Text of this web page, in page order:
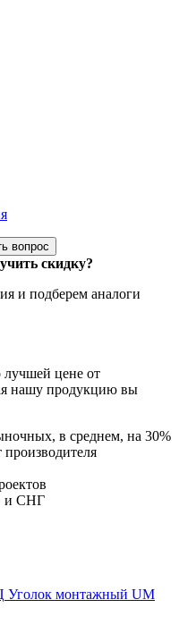
вопрос
скидку?
и подберем аналоги
цене от
нашу продукцию вы
в среднем, на 30%
производителя
и СНГ
Уголок монтажный UM